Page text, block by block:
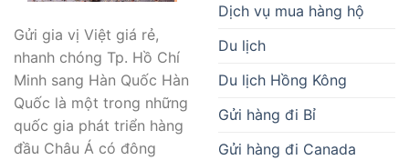
Gửi gia vị Việt giá rẻ,
nhanh chóng Tp. Hồ Chí
Minh sang Hàn Quốc Hàn
Quốc là một trong những
quốc gia phát triển hàng
đầu Châu Á có đông
Dịch vụ mua hàng hộ
Du lịch
Du lịch Hồng Kông
Gửi hàng đi Bỉ
Gửi hàng đi Canada